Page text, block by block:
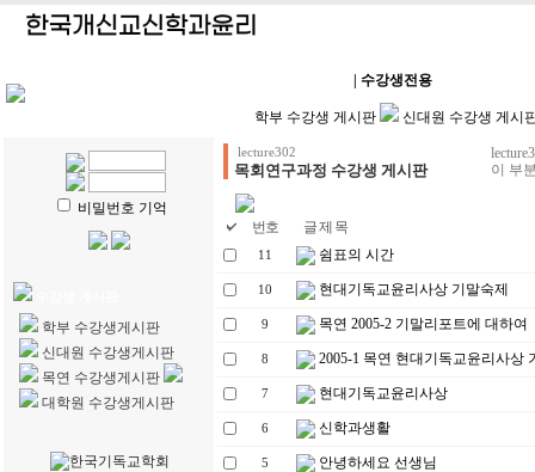
| 수강생전용
학부 수강생 게시판 신대원 수강생 게시
비밀번호 기억
수강생 게시판
학부 수강생게시판
신대원 수강생게시판
목연 수강생게시판
대학원 수강생게시판
lecture302
목회연구과정 수강생 게시판
이 부
번호 글 제 목
11 쉼표의 시간
10 현대기독교윤리사상 기말숙제
9 목연 2005-2 기말리포트에 대하여
8 2005-1 목연 현대기독교윤리사상
7 현대기독교윤리사상
6 신학과생활
5 안녕하세요 선생님